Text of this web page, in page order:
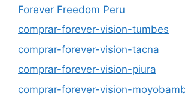
Forever Freedom Peru
comprar-forever-vision-tumbes
comprar-forever-vision-tacna
comprar-forever-vision-piura
comprar-forever-vision-